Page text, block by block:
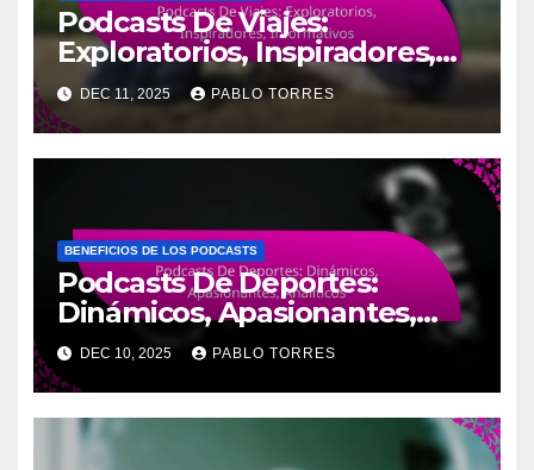
Podcasts De Viajes:
Exploratorios, Inspiradores,
Informativos
DEC 11, 2025 PABLO TORRES
BENEFICIOS DE LOS PODCASTS
Podcasts De Deportes:
Dinámicos, Apasionantes,
Analíticos
DEC 10, 2025 PABLO TORRES